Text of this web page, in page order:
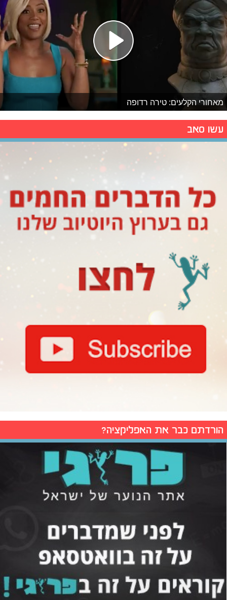
מאחורי הקלעים: טירה רדופה
עשו סאב
הורדתם כבר את האפליקציה?